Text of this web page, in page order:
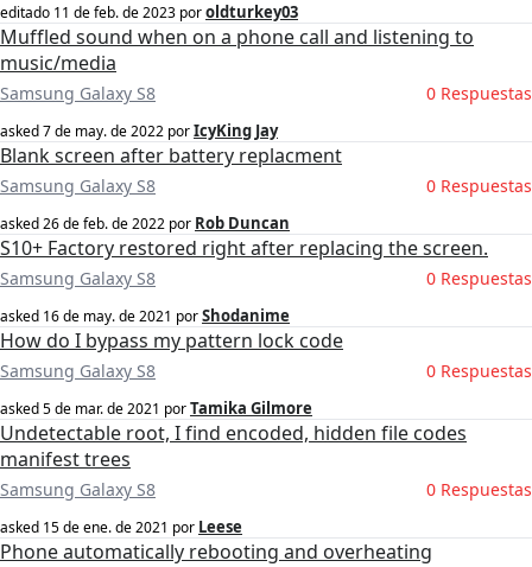
editado 11 de feb. de 2023 poroldturkey03
Muffled sound when on a phone call and listening to
music/media
Samsung Galaxy S8 0 Respuestas
asked7 de may. de 2022 porIcyKing Jay
Blank screen after battery replacment
Samsung Galaxy S8 0 Respuestas
asked26 de feb. de 2022 por Rob Duncan
S10+ Factory restored right after replacing the screen.
Samsung Galaxy S8 0 Respuestas
asked 16 de may. de 2021 porShodanime
How do I bypass my pattern lock code
Samsung Galaxy S8 0 Respuestas
asked5 de mar. de 2021 porTamika Gilmore
Undetectable root, I find encoded, hidden file codes
manifest trees
Samsung Galaxy S8 0 Respuestas
asked 15 de ene. de 2021 por Leese
Phone automatically rebooting and overheating